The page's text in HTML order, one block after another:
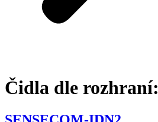
Čidla dle rozhraní: